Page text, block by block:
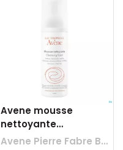
Avene mousse
nettoyante
matifiante 150ml
Avene Pierre Fabre Benelux